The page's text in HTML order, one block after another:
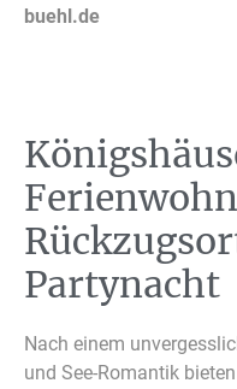
buehl.de
Partynacht
Nach einem
und See-Romantik bieten